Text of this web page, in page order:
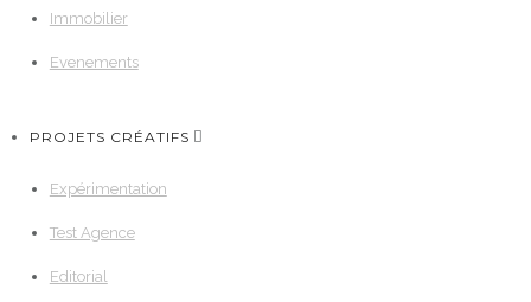
Immobilier
Evenements
PROJETS CRÉATIFS
Expérimentation
Test Agence
Editorial